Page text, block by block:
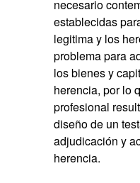
necesario
establecidas
legitima y los
problema para
los bienes y
herencia, por lo
profesional
diseño de un
adjudicación y
herencia.